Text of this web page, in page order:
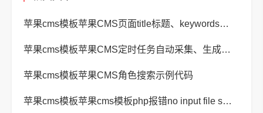
苹果cms模板苹果CMS页面title标题、keywords关键词、description描述SEO优化
苹果cms模板苹果CMS定时任务自动采集、生成、推送
苹果cms模板苹果CMS角色搜索示例代码
苹果cms模板苹果cms模板php报错no input file specified解决方法